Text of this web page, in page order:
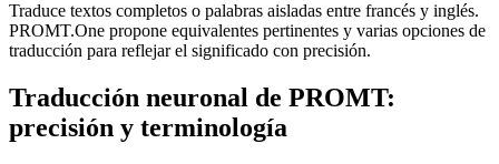
Traduce textos completos o palabras aisladas entre francés y inglés.
PROMT.One propone equivalentes pertinentes y varias opciones de
traducción para reflejar el significado con precisión.
Traducción neuronal de PROMT:
precisión y terminología